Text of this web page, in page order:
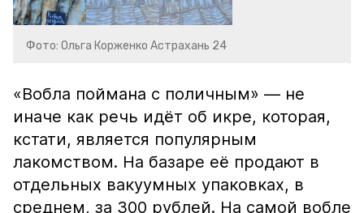
Фото: Ольга Корженко Астрахань 24
«Вобла поймана с поличным» — не
иначе как речь идёт об икре, которая,
кстати, является популярным
лакомством. На базаре её продают в
отдельных вакуумных упаковках, в
среднем, за 300 рублей. На самой вобле